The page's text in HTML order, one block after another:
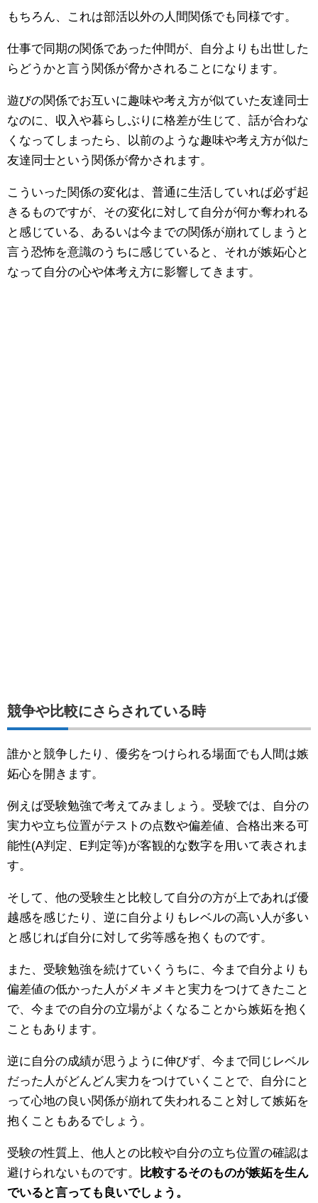
もちろん、これは部活以外の人間関係でも同様です。
仕事で同期の関係であった仲間が、自分よりも出世した
らどうかと言う関係が脅かされることになります。
遊びの関係でお互いに趣味や考え方が似ていた友達同士
なのに、収入や暮らしぶりに格差が生じて、話が合わな
くなってしまったら、以前のような趣味や考え方が似た
友達同士という関係が脅かされます。
こういった関係の変化は、普通に生活していれば必ず起
きるものですが、その変化に対して自分が何か奪われる
と感じている、あるいは今までの関係が崩れてしまうと
言う恐怖を意識のうちに感じていると、それが嫉妬心と
なって自分の心や体考え方に影響してきます。
競争や比較にさらされている時
誰かと競争したり、優劣をつけられる場面でも人間は嫉
妬心を開きます。
例えば受験勉強で考えてみましょう。受験では、自分の
実力や立ち位置がテストの点数や偏差値、合格出来る可
能性(A判定、E判定等)が客観的な数字を用いて表されま
す。
そして、他の受験生と比較して自分の方が上であれば優
越感を感じたり、逆に自分よりもレベルの高い人が多い
と感じれば自分に対して劣等感を抱くものです。
また、受験勉強を続けていくうちに、今まで自分よりも
偏差値の低かった人がメキメキと実力をつけてきたこと
で、今までの自分の立場がよくなることから嫉妬を抱く
こともあります。
逆に自分の成績が思うように伸びず、今まで同じレベル
だった人がどんどん実力をつけていくことで、自分にと
って心地の良い関係が崩れて失われること対して嫉妬を
抱くこともあるでしょう。
受験の性質上、他人との比較や自分の立ち位置の確認は
避けられないものです。
比較するそのものが嫉妬を生ん
でいると言っても良いでしょう。